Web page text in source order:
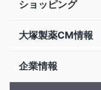
ショッピング
大塚製薬CM情報
企業情報